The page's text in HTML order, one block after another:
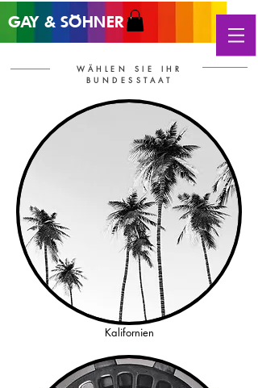
GAY & SÖHNER®
WÄHLEN SIE IHR
BUNDESSTAAT
Kalifornien